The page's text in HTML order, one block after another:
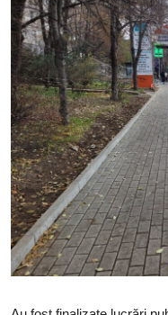
Proiecte
SERVICII
Sectorul Rîșcani
Căutați pe Internet